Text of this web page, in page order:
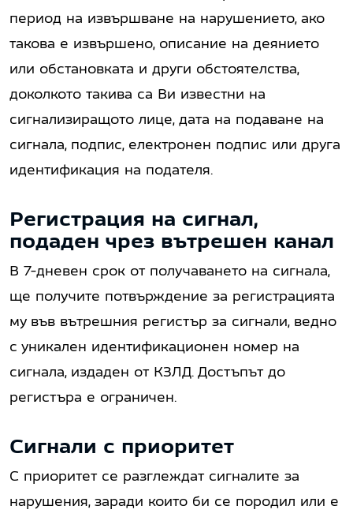
период на извършване на нарушението, ако
такова е извършено, описание на деянието
или обстановката и други обстоятелства,
доколкото такива са Ви известни на
сигнализиращото лице, дата на подаване на
сигнала, подпис, електронен подпис или друга
идентификация на подателя.
Регистрация на сигнал,
подаден чрез вътрешен канал
В 7-дневен срок от получаването на сигнала,
ще получите потвърждение за регистрацията
му във вътрешния регистър за сигнали, ведно
с уникален идентификационен номер на
сигнала, издаден от КЗЛД. Достъпът до
регистъра е ограничен.
Сигнали с приоритет
С приоритет се разглеждат сигналите за
нарушения, заради които би се породил или е